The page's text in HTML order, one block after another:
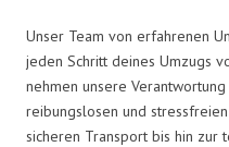
Unser Team von erfahrenen
jeden Schritt deines Umzugs
nehmen unsere
reibungslosen und
sicheren Transport bis hin